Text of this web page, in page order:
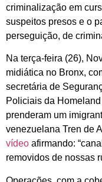
criminalização em
suspeitos presos e o
perseguição, de
Na terça-feira (26),
midiática no Bronx,
secretária de
Policiais da
prenderam um
venezuelana Tren de
vídeo afirmando:
removidos de nossas